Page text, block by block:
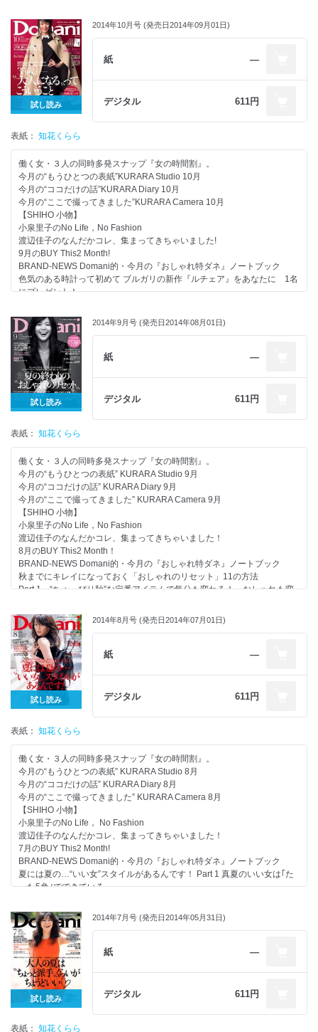
堂本 剛『なら（ず）もん』
スヌ子の“徒然めし”
Domani的大人文化部
“愛”のファンタジック占い
プレゼント
Book in Book Around 35歳のREAL BOOK vol.5 35歳の｢京都｣
ト！
この秋、ウワサの新作 資生堂の“肌力UP”美容液を100名にプレゼント！
On The Street……Kurara Chibana，Tokyo
大人の女には、やっぱりベーシックが最強です！
Part 01 ｢ジャケパンSET｣×３、できました！
Part 02 ベージュとグレーの｢シネマ配色｣
Part 03 “いい女タイト”ってこういうこと
Part 04 ベーシックなのに新しい“大人チェック”という選択
Part 05 最新｢セットアップ｣BEST6
Part 06 いつものその服、レザーに替えたら女っぽい！
Part 07 今度の週末、｢ニット×デニム｣でセクシーに
Part 08 色っぽい手元なら“カルティエ”のミニ時計が絶対です
Part 09 クルー＆タートルを素敵に着られる女になりたい
Part 10 働くいい女の｢ぺたんこ靴｣Q＆A
本音で選ぶ 本音で探す「35歳のコート｣BOOK
夕方になると“落ちる肌”に今すぐ救済スキンケア
大人のための“囲み目メーク”でドキッとするほどいい女
仕事 休日 夜“印象美人”は、3つの香りをもっている！
11月のザ・編集長コスメ
「スナック濃好女」
大人になったら…“ひとり旅”っていいものです
協力社リスト
働くいい女の｢ビューティ事情｣教えてください！
次号予告
堂本 剛『なら（ず）もん』
井浦 新『隔月 新空館』
スヌ子の“徒然めし”
Domani的大人文化部
“愛”のファンタジック占い
プレゼント
試し読み
2014年10月号 (発売日2014年09月01日)
紙 ―
デジタル 611円
表紙： 知花くらら
働く女・３人の同時多発スナップ『女の時間割』。
今月の“もうひとつの表紙”KURARA Studio 10月
今月の“ココだけの話”KURARA Diary 10月
今月の“ここで撮ってきました”KURARA Camera 10月
【SHIHO 小物】
小泉里子のNo Life，No Fashion
渡辺佳子のなんだかコレ、集まってきちゃいました!
9月のBUY This2 Month!
BRAND-NEWS Domani的・今月の『おしゃれ特ダネ』ノートブック
色気のある時計って初めて ブルガリの新作『ルチェア』をあなたに 1名
にプレゼント！
名にプレゼント！
“ヘルノ”のモノトーンダウンなら秋から冬までいい女 計7名にプレゼン
ト！
Part 01 35歳──“大人になる”ってこういうこと
Part 02 この秋、働くいい女にはたった8枚の服があればいい！
Part 03 強く、凜と、潔く──｢黒｣を着る女は美しい
Part 04 いい女ほど“さりげなく”ジャケットを着ているという事実
Part 05 ネイビー＆カーキが主役の｢地味色トリコロール｣
Part 06 ファッションプロは“安くていいもの”の目利きです！
Part 07 エディター吉川 歩さんの｢Myシンプル｣をつくる5つのキーワー
ド
Part 08 大人の女の条件──それは｢トレンチ｣が似合うこと
Part 09 35歳の毎日にちょうどいい｢TOKYOシンプル｣3大ブランド
Part 10 大人になった今だから…｢セミオーダー｣始めませんか？
Part 11 なんだか素敵…な女は“おしゃれの小技”を知っている！
秋靴＆秋バッグ誌上セレクトショップ 本日開店！
暮らすように過ごしたい 知花くらら、少し大人…なN.Y.Days
流行をほどよくMIXするのがデイリースタイルin N.Y.
N.Y.キャリア気分でちょっとモードにジュエリーを…
So Fabulous! 知花くららの N.Y.Days スピンオフダイアリー
Part 12 塗る？ 塗らない？ 35歳のベースメーク、ふたつの結論
Part 13 秋、アイメークを変えて“艶っぽい女”になりませんか？
10月のザ・編集長コスメ
「スナック濃好女」
Part 15 働くいい女は、｢ベッドルーム｣がスゴイらしい！？
Part 16 教えて！ 叶 恭子さん How to be“大人のいい女”
協力社リスト
次号予告
堂本 剛『なら（ず）もん』
スヌ子の“徒然めし”
Domani的大人文化部
“愛”のファンタジック占い
別冊付録 大人の女が知っておきたい冠婚葬祭マナーハンドブック
試し読み
2014年9月号 (発売日2014年08月01日)
紙 ―
デジタル 611円
表紙： 知花くらら
働く女・３人の同時多発スナップ『女の時間割』。
今月の“もうひとつの表紙” KURARA Studio 9月
今月の“ココだけの話” KURARA Diary 9月
今月の“ここで撮ってきました” KURARA Camera 9月
【SHIHO 小物】
小泉里子のNo Life，No Fashion
渡辺佳子のなんだかコレ、集まってきちゃいました！
8月のBUY This2 Month！
BRAND-NEWS Domani的・今月の『おしゃれ特ダネ』ノートブック
秋までにキレイになっておく「おしゃれのリセット」11の方法
Part 1 “ちょっぴり秋”な定番アイテムで気分も変わる！ おしゃれも変
Part 2 夏から秋へ――たった5枚の「リセット・ベーシック」
Part 3 「モノトーン通勤」でキリッと爽やか！
Part 4 着回してもずっと新鮮！「夏→秋ワンピース」の3か月活用
Part 5 そろそろ本気で見つけたい！ 大人目線の「スタッズ＆フープ」
ピアス
Part 6 「とりあえず…」に見せません！ カーディガン10の作戦
Part 7 毎日おしゃれな“季節の変わり目”リアルSTYLE
Part 8 リアル企業6社に潜入！ 残暑の仕事服、見せてください
Part 9 今、いちばん新しい！「表参道」ショップクルーズ
Part 10 「洗えるベーシック服」で晩夏を乗り切る10days
Part 11 Domani4大キャラ別秋のトレンド予習ノート
35歳から始める「大人の美脚」のつくり方
「ベージュパレット」だって、買い替えなくちゃ！
夏の終わりの“老け肌”退治スキンケア
9月のザ・編集長コスメ
「スナック濃好女」
大人限定！ 夏は“外飲み”が気持ちいい
「サントリーホール フェスティバル 2014 オープニング・フェス
タ」に10組20名様をご招待します！
働く女を悩ませる「TOO MUCHな人」あるある事件簿
協力社リスト
次号予告
井浦 新『隔月 新空館』
スヌ子の“徒然めし”
Domani的大人文化部
“愛”のファンタジック占い
プレゼント
試し読み
2014年8月号 (発売日2014年07月01日)
紙 ―
デジタル 611円
表紙： 知花くらら
働く女・３人の同時多発スナップ『女の時間割』。
今月の“もうひとつの表紙” KURARA Studio 8月
今月の“ココだけの話” KURARA Diary 8月
今月の“ここで撮ってきました” KURARA Camera 8月
【SHIHO 小物】
小泉里子のNo Life， No Fashion
渡辺佳子のなんだかコレ、集まってきちゃいました！
7月のBUY This2 Month!
BRAND-NEWS Domani的・今月の『おしゃれ特ダネ』ノートブック
夏には夏の…“いい女”スタイルがあるんです！ Part 1 真夏のいい女は｢た
った5色｣でできている
んな女になりたくて」
小泉里子says「夏にあえてのシックカラーが私流」
絵美里says「夏こそ流行のチャレンジ時なんです」
Part 3 ｢たった5アイテム｣でかなうサマーシンプルStyle File
Part 4 ポロシャツ ･ 麻シャツ ･ Tシャツ でいい女はおしゃれにクールビ
ズ！
Part 5 エディター吉川 歩さんのこれが35歳“等身大サマーベーシック”で
す！
Part 6 今年の夏はショートパンツでいつでもどこでも“いい女ヘルシー”
Part 7 “肩に掛ける”“腰に巻く”ただそれだけで、おしゃれな女
試し読み
2014年7月号 (発売日2014年05月31日)
紙 ―
デジタル 611円
表紙： 知花くらら